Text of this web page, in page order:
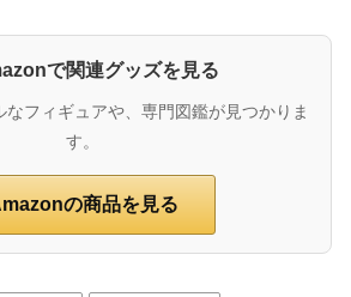
で関連グッズを見る
なフィギュアや、専門図鑑が見つかりま
す。
の商品を見る